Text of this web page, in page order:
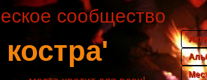
сообщество